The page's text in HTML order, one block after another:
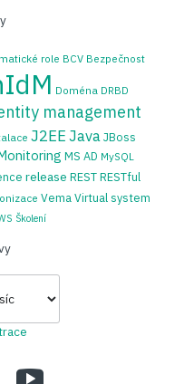
role BCV Bezpečnost
Doména DRBD
management
J2EEJavaJBoss
MS AD MySQL
release RESTRESTful
Vema Virtual system
Školení
Facebook